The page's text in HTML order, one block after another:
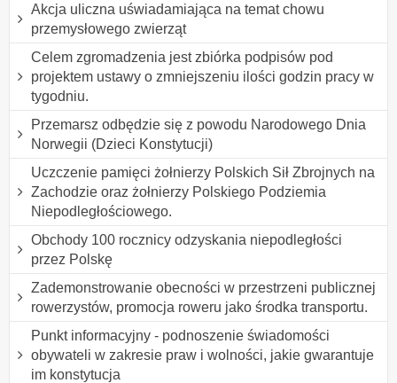
Akcja uliczna uświadamiająca na temat chowu
przemysłowego zwierząt
Celem zgromadzenia jest zbiórka podpisów pod
projektem ustawy o zmniejszeniu ilości godzin pracy w
tygodniu.
Przemarsz odbędzie się z powodu Narodowego Dnia
Norwegii (Dzieci Konstytucji)
Uczczenie pamięci żołnierzy Polskich Sił Zbrojnych na
Zachodzie oraz żołnierzy Polskiego Podziemia
Niepodległościowego.
Obchody 100 rocznicy odzyskania niepodległości
przez Polskę
Zademonstrowanie obecności w przestrzeni publicznej
rowerzystów, promocja roweru jako środka transportu.
Punkt informacyjny - podnoszenie świadomości
obywateli w zakresie praw i wolności, jakie gwarantuje
im konstytucja